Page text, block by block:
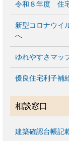
令和８年度 住
新型コロナウイ
へ
ゆれやすさマッ
優良住宅利子補
相談窓口
建築確認台帳記